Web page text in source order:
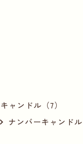
ャンドル（7）
ナンバーキャンド